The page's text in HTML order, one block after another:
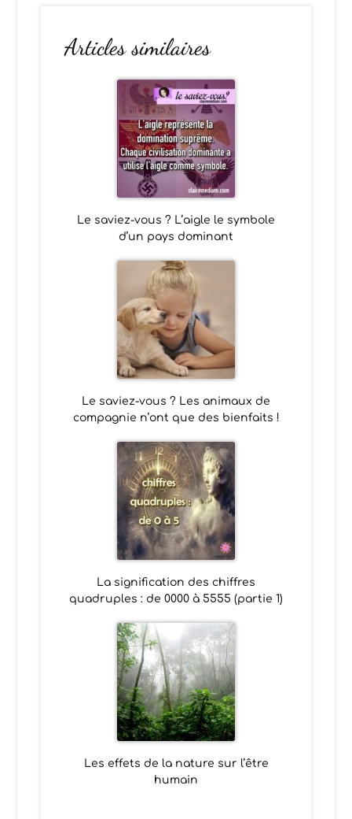
Articles similaires
Le saviez-vous ? L’aigle le symbole
d’un pays dominant
Le saviez-vous ? Les animaux de
compagnie n’ont que des bienfaits !
La signification des chiffres
quadruples : de 0000 à 5555 (partie 1)
Les effets de la nature sur l’être
humain